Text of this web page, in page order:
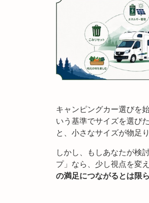
キャンピングカー選びを
いう基準でサイズを選び
と、小さなサイズが物足
しかし、もしあなたが検
プ」なら、少し視点を変
の満足につながるとは限